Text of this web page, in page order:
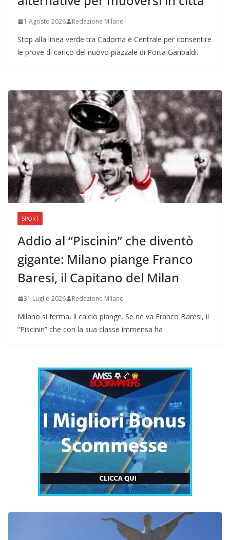
1 Agosto 2026 Redazione Milano
Stop alla linea verde tra Cadorna e Centrale per consentire
le prove di carico del nuovo piazzale di Porta Garibaldi.
SPORT
Addio al “Piscinin” che diventò
gigante: Milano piange Franco
Baresi, il Capitano del Milan
31 Luglio 2026 Redazione Milano
Milano si ferma, il calcio piange. Se ne va Franco Baresi, il
“Piscinin” che con la sua classe immensa ha